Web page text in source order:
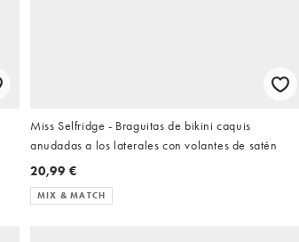
Miss Selfridge - Braguitas de bikini caquis
anudadas a los laterales con volantes de satén
20,99 €
MIX & MATCH